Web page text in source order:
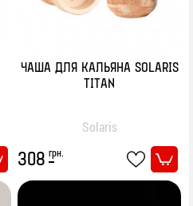
ЧАША ДЛЯ КАЛЬЯНА SOLARIS
TITAN
Solaris
308 грн.